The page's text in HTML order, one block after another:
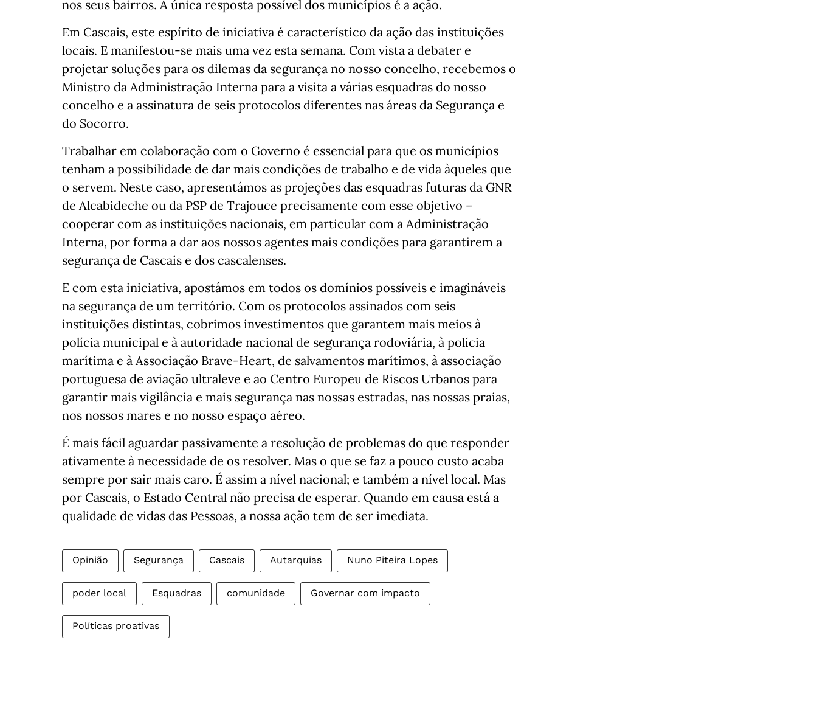
nos seus bairros. A única resposta possível dos municípios é a ação.
Em Cascais, este espírito de iniciativa é característico da ação das instituições
locais. E manifestou-se mais uma vez esta semana. Com vista a debater e
projetar soluções para os dilemas da segurança no nosso concelho, recebemos o
Ministro da Administração Interna para a visita a várias esquadras do nosso
concelho e a assinatura de seis protocolos diferentes nas áreas da Segurança e
do Socorro.
Trabalhar em colaboração com o Governo é essencial para que os municípios
tenham a possibilidade de dar mais condições de trabalho e de vida àqueles que
o servem. Neste caso, apresentámos as projeções das esquadras futuras da GNR
de Alcabideche ou da PSP de Trajouce precisamente com esse objetivo –
cooperar com as instituições nacionais, em particular com a Administração
Interna, por forma a dar aos nossos agentes mais condições para garantirem a
segurança de Cascais e dos cascalenses.
E com esta iniciativa, apostámos em todos os domínios possíveis e imagináveis
na segurança de um território. Com os protocolos assinados com seis
instituições distintas, cobrimos investimentos que garantem mais meios à
polícia municipal e à autoridade nacional de segurança rodoviária, à polícia
marítima e à Associação Brave-Heart, de salvamentos marítimos, à associação
portuguesa de aviação ultraleve e ao Centro Europeu de Riscos Urbanos para
garantir mais vigilância e mais segurança nas nossas estradas, nas nossas praias,
nos nossos mares e no nosso espaço aéreo.
É mais fácil aguardar passivamente a resolução de problemas do que responder
ativamente à necessidade de os resolver. Mas o que se faz a pouco custo acaba
sempre por sair mais caro. É assim a nível nacional; e também a nível local. Mas
por Cascais, o Estado Central não precisa de esperar. Quando em causa está a
qualidade de vidas das Pessoas, a nossa ação tem de ser imediata.
Opinião Segurança Cascais Autarquias Nuno Piteira Lopes
poder local Esquadras comunidade Governar com impacto
Políticas proativas